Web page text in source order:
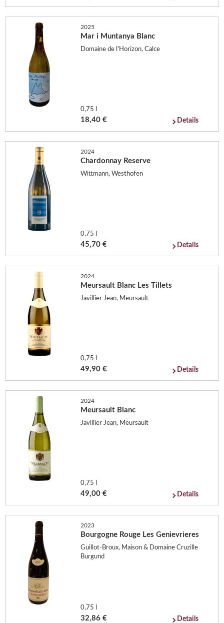
2025
Mar i Muntanya Blanc
Domaine de l'Horizon, Calce
0,75 l
18,40 € Details
2024
Chardonnay Reserve
Wittmann, Westhofen
0,75 l
45,70 € Details
2024
Meursault Blanc Les Tillets
Javillier Jean, Meursault
0,75 l
49,90 € Details
2024
Meursault Blanc
Javillier Jean, Meursault
0,75 l
49,00 € Details
2023
Bourgogne Rouge Les Genievrieres
Guillot-Broux, Maison & Domaine Cruzille
Burgund
0,75 l
32,86 € Details